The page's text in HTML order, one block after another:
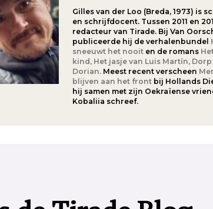
Gilles van der Loo (Breda, 1973) is
en schrijfdocent. Tussen 2011 en
redacteur van Tirade. Bij Van
publiceerde hij de verhalenbundel
sneeuwt het nooiten de romans
kind, Het jasje van Luis Martín, Dorp
Dorian.Meest recent verscheen
blijven aan het frontbij Hollands
hij samen met zijn Oekraïense
Kobaliia schreef.